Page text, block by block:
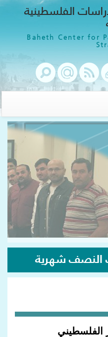
الفلسطينية
Baheth Center for
النصف شهرية
الفلسطيني